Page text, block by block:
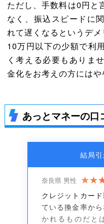
ただし、手数料は0円と
なく、振込スピードに
れて遅くなるというデメ
10万円以下の少額で利
く考える必要もありま
金化をお考えの方にはや
あっとマネーの口
結局
奈良県 男性
クレジットカー
ている換金率か
かれるものだと